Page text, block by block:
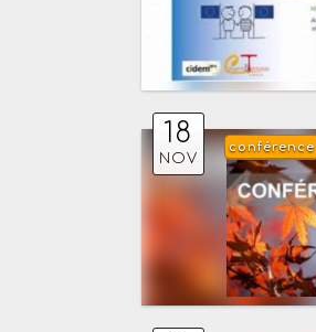
18
NOV
conférence